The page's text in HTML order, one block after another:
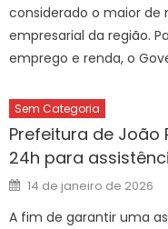
considerado o maior
empresarial da região.
emprego e renda, o
Sem Categoria
Prefeitura de João
24h para
Posted
on
14 de janeiro de 2026
A fim de garantir uma